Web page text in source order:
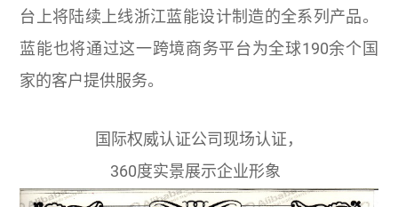
台上将陆续上线浙江蓝能设计制造的全系列产品。
蓝能也将通过这一跨境商务平台为全球190余个国
家的客户提供服务。
国际权威认证公司现场认证，
360度实景展示企业形象